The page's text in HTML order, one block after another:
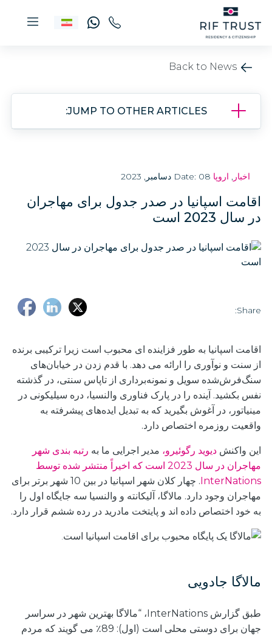
JUMP TO OTHER ARTICLES:
اخبار , اروپا
اقامت اسپانیا در صدر جدول برای مهاجران
در سال 2023 است
Share:
اقامت اسپانیا به طور فزاینده ای محبوب است زیرا ترکیبی برنده
از سنت و نوآوری را ارائه می دهد. با قدم زدن در خیابان‌های
سنگ‌فرش‌شده سویل و نمونه‌برداری از تاپاس سنتی، در گذشته
نفس بکشید. آینده را در پارک فناوری والنسیا، دره سیلیکونی در
مینیاتور، در آغوش بگیرید که به تبدیل ایده‌های پیشرفته به
واقعیت روزمره اختصاص دارد.
این واکنش دیوید رگوئیرو، مدیر اجرایی ما به رتبه بندی شهر
مهاجران در سال 2023 است که اخیراً منتشر شده توسط
InterNations
. چهار کلان شهر اسپانیا در بین 10 شهر برتر برای
مهاجران وجود دارد. مالاگا، آلیکانته و والنسیا سه جایگاه اول را
به خود اختصاص داده اند و پایتخت مادرید در رده ششم قرار دارد.
مالاگا جادویی
طبق گزارش InterNations، “مالاگا بهترین شهر در سراسر
جهان برای دوستی محلی است (اول): 89٪ می گویند که مردم